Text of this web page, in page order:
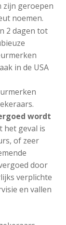
zijn geroepen
noemen.
2 dagen tot
in de USA
wordt
het geval is
of zeer
door
verplichte
en vallen